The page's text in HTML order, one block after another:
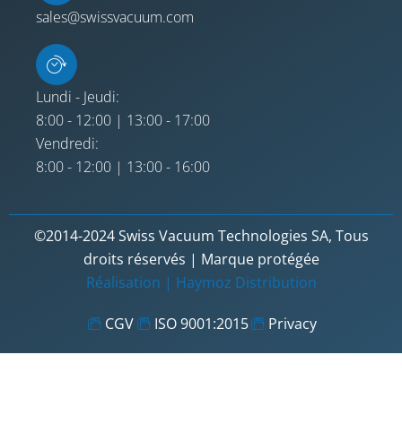
sales@swissvacuum.com
Lundi - Jeudi:
8:00 - 12:00 | 13:00 - 17:00
Vendredi:
8:00 - 12:00 | 13:00 - 16:00
©2014-2024 Swiss Vacuum Technologies SA, Tous
droits réservés | Marque protégée
Réalisation | Haymoz Distribution
CGV ISO 9001:2015 Privacy